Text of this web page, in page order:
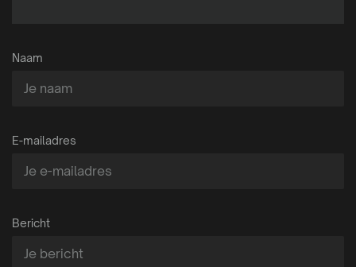
Naam
E-mailadres
Bericht